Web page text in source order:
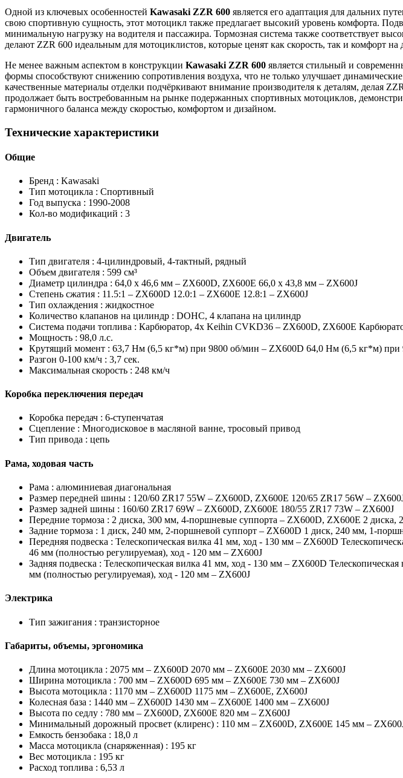
Одной из ключевых особенностей Kawasaki ZZR 600 является его адаптация для дальних
свою спортивную сущность, этот мотоцикл также предлагает высокий уровень комфорта.
минимальную нагрузку на водителя и пассажира. Тормозная система также соответствует
делают ZZR 600 идеальным для мотоциклистов, которые ценят как скорость, так и комфорт на
Не менее важным аспектом в конструкции Kawasaki ZZR 600 является стильный и
формы способствуют снижению сопротивления воздуха, что не только улучшает
качественные материалы отделки подчёркивают внимание производителя к деталям, делая
продолжает быть востребованным на рынке подержанных спортивных мотоциклов,
гармоничного баланса между скоростью, комфортом и дизайном.
Технические характеристики
Общие
Бренд : Kawasaki
Тип мотоцикла : Спортивный
Год выпуска : 1990-2008
Кол-во модификаций : 3
Двигатель
Тип двигателя : 4-цилиндровый, 4-тактный, рядный
Объем двигателя : 599 см³
Диаметр цилиндра : 64,0 x 46,6 мм – ZX600D, ZX600E 66,0 x 43,8 мм – ZX600J
Степень сжатия : 11.5:1 – ZX600D 12.0:1 – ZX600E 12.8:1 – ZX600J
Тип охлаждения : жидкостное
Количество клапанов на цилиндр : DOHC, 4 клапана на цилиндр
Система подачи топлива : Карбюратор, 4x Keihin CVKD36 – ZX600D, ZX600E
Мощность : 98,0 л.с.
Крутящий момент : 63,7 Нм (6,5 кг*м) при 9800 об/мин – ZX600D 64,0 Нм (6,5 кг*м)
Разгон 0-100 км/ч : 3,7 сек.
Максимальная скорость : 248 км/ч
Коробка переключения передач
Коробка передач : 6-ступенчатая
Сцепление : Многодисковое в масляной ванне, тросовый привод
Тип привода : цепь
Рама, ходовая часть
Рама : алюминиевая диагональная
Размер передней шины : 120/60 ZR17 55W – ZX600D, ZX600E 120/65 ZR17 56W –
Размер задней шины : 160/60 ZR17 69W – ZX600D, ZX600E 180/55 ZR17 73W – ZX600J
Передние тормоза : 2 диска, 300 мм, 4-поршневые суппорта – ZX600D, ZX600E 2
Задние тормоза : 1 диск, 240 мм, 2-поршневой суппорт – ZX600D 1 диск, 240 мм, 1-
Передняя подвеска : Телескопическая вилка 41 мм, ход - 130 мм – ZX600D
46 мм (полностью регулируемая), ход - 120 мм – ZX600J
Задняя подвеска : Телескопическая вилка 41 мм, ход - 130 мм – ZX600D
мм (полностью регулируемая), ход - 120 мм – ZX600J
Электрика
Тип зажигания : транзисторное
Габариты, объемы, эргономика
Длина мотоцикла : 2075 мм – ZX600D 2070 мм – ZX600E 2030 мм – ZX600J
Ширина мотоцикла : 700 мм – ZX600D 695 мм – ZX600E 730 мм – ZX600J
Высота мотоцикла : 1170 мм – ZX600D 1175 мм – ZX600E, ZX600J
Колесная база : 1440 мм – ZX600D 1430 мм – ZX600E 1400 мм – ZX600J
Высота по седлу : 780 мм – ZX600D, ZX600E 820 мм – ZX600J
Минимальный дорожный просвет (клиренс) : 110 мм – ZX600D, ZX600E 145 мм –
Емкость бензобака : 18,0 л
Масса мотоцикла (снаряженная) : 195 кг
Вес мотоцикла : 195 кг
Расход топлива : 6,53 л